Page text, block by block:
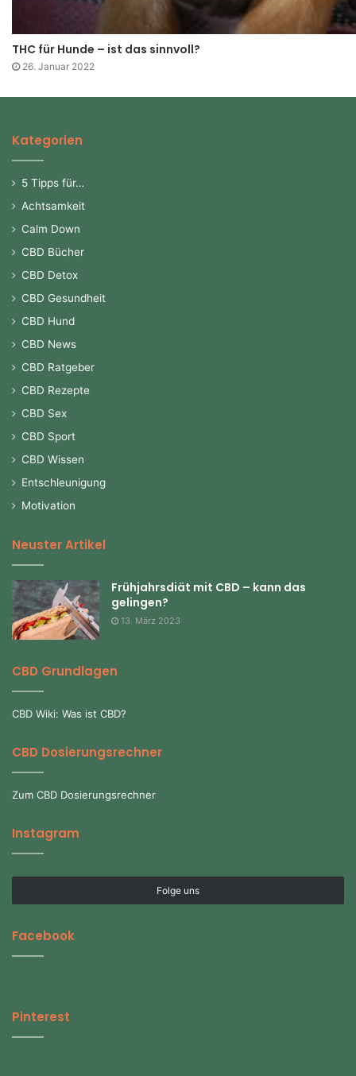
THC für Hunde – ist das sinnvoll?
26. Januar 2022
Kategorien
5 Tipps für…
Achtsamkeit
Calm Down
CBD Bücher
CBD Detox
CBD Gesundheit
CBD Hund
CBD News
CBD Ratgeber
CBD Rezepte
CBD Sex
CBD Sport
CBD Wissen
Entschleunigung
Motivation
Neuster Artikel
Frühjahrsdiät mit CBD – kann das
gelingen?
13. März 2023
CBD Grundlagen
CBD Wiki: Was ist CBD?
CBD Dosierungsrechner
Zum CBD Dosierungsrechner
Instagram
Folge uns
Facebook
Pinterest